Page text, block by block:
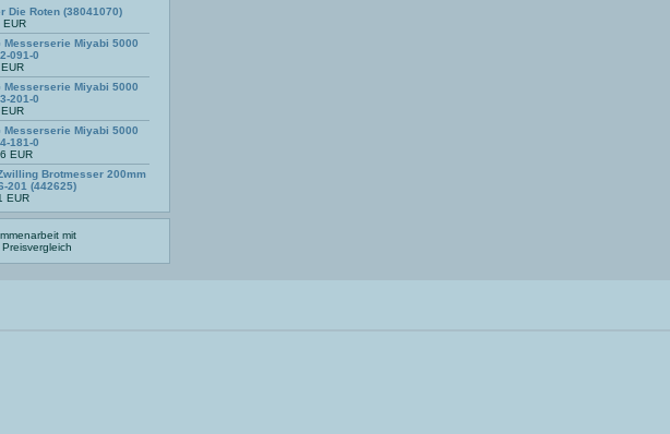
Die Roten (38041070)
Messerserie Miyabi 5000
091-0
Messerserie Miyabi 5000
201-0
Messerserie Miyabi 5000
181-0
EUR
Brotmesser 200mm
201 (442625)
EUR
mit
Preisvergleich